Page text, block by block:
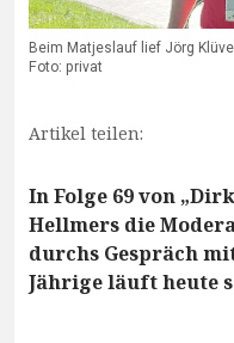
Beim Matjeslauf lief Jörg
Foto: privat
Artikel teilen:
In Folge 69 von
Hellmers die
durchs Gespräch
Jährige läuft heute